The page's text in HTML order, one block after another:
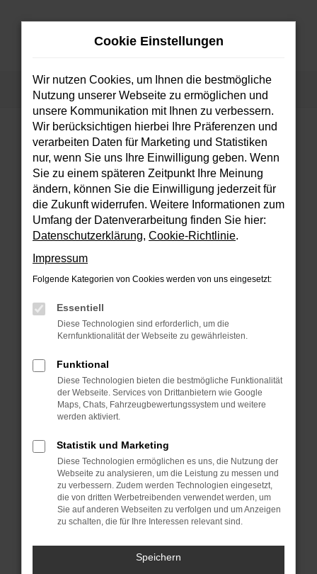
Zum
Startseite Fahrzeugsuche
FEHLER: NETWORK ERROR
Beim Laden ist ein Fehler aufgetreten.
Hier sind ein paar Tipps, die dir helfen können:
Überprüfe deine Firewall und deine
Internetverbindung.
Laden andere Webseiten, zum Beispiel
deine Suchmaschine?
Prüfe deine Browsererweiterungen.
Manche Erweiterungen, wie Werbeblocker,
können das Laden bestimmter Seiten
anderen Browser oder in einem privaten
Fenster?
Starte dein Gerät neu.
vorübergehende Probleme zu beheben.
Stelle sicher, dass dein Browser und dein
Betriebssystem auf dem neuesten Stand
sind.
Veraltete Software birgt nicht nur ein
führen, dass bestimmte Funktionen nicht
Cookie Einstellungen
Wir nutzen Cookies, um Ihnen die bestmögliche
Nutzung unserer Webseite zu ermöglichen und
unsere Kommunikation mit Ihnen zu verbessern.
Wir berücksichtigen hierbei Ihre Präferenzen und
verarbeiten Daten für Marketing und Statistiken
nur, wenn Sie uns Ihre Einwilligung geben. Wenn
Sie zu einem späteren Zeitpunkt Ihre Meinung
ändern, können Sie die Einwilligung jederzeit für
die Zukunft widerrufen. Weitere Informationen zum
Umfang der Datenverarbeitung finden Sie hier:
Datenschutzerklärung, Cookie-Richtlinie.
Impressum
Folgende Kategorien von Cookies werden von uns eingesetzt:
Essentiell
Diese Technologien sind erforderlich, um die
Kernfunktionalität der Webseite zu gewährleisten.
Funktional
Diese Technologien bieten die bestmögliche Funktionalität
der Webseite. Services von Drittanbietern wie Google
Maps, Chats, Fahrzeugbewertungssystem und weitere
werden aktiviert.
Statistik und Marketing
Diese Technologien ermöglichen es uns, die Nutzung der
Webseite zu analysieren, um die Leistung zu messen und
zu verbessern. Zudem werden Technologien eingesetzt,
die von dritten Werbetreibenden verwendet werden, um
Sie auf anderen Webseiten zu verfolgen und um Anzeigen
zu schalten, die für Ihre Interessen relevant sind.
Speichern